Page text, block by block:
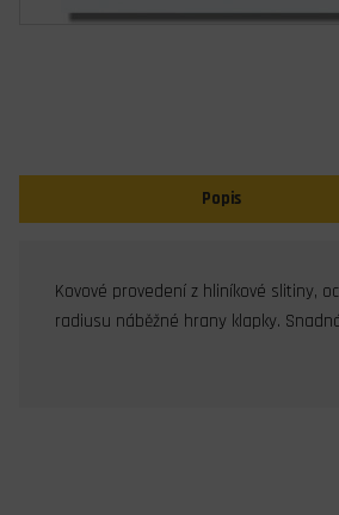
Popis
Kovové provedení z hliníkové slitiny,
radiusu náběžné hrany klapky.